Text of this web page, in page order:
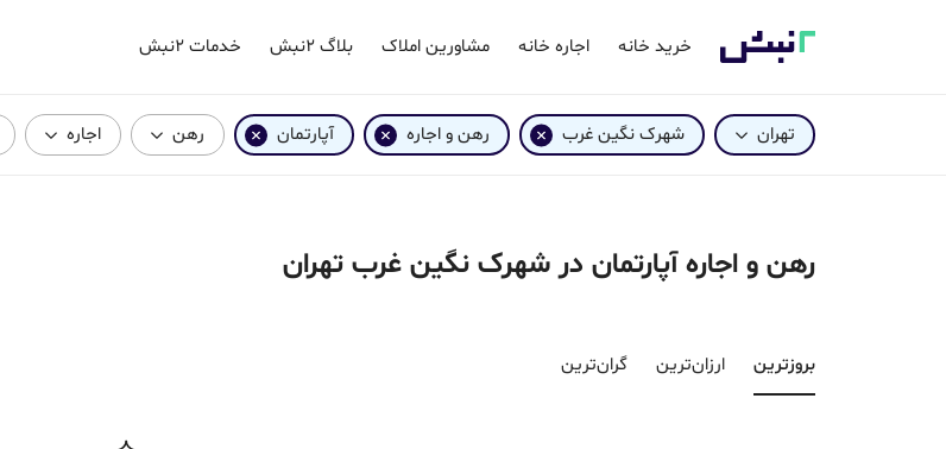
خرید خانه اجاره خانه مشاورین املاک بلاگ ۲نبش خدمات ۲نبش
تهران شهرک نگین غرب رهن و اجاره آپارتمان رهن اجاره
رهن و اجاره آپارتمان در شهرک نگین غرب تهران
بروزترین‌ ارزان‌ترین گران‌ترین